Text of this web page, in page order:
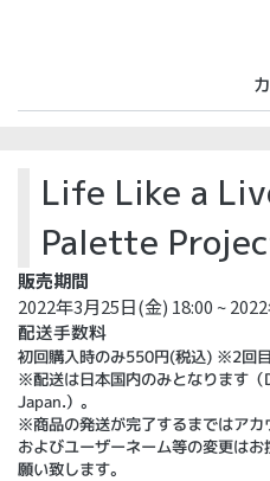
Life Like a
Palette
販売期間
2022年3月25日(金) 18:00 ~
配送手数料
初回購入時のみ550円(税込) ※2回
※配送は日本国内のみとなりま
Japan.）。
※商品の発送が完了するまではアカ
およびユーザーネーム等の変更は
願い致します。